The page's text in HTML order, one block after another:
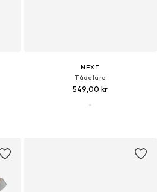
NEXT
Tådelare
549,00 kr